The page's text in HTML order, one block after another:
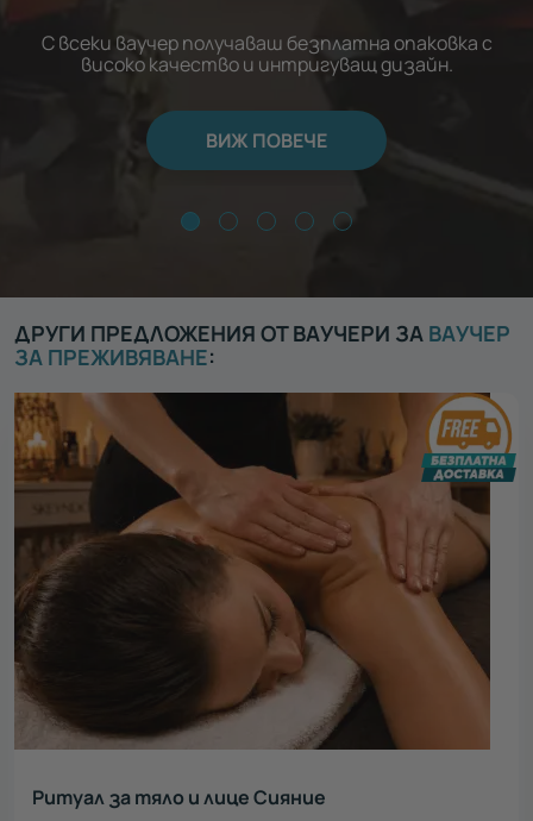
С всеки ваучер получаваш безплатна опаковка с
високо качество и интригуващ дизайн.
ВИЖ ПОВЕЧЕ
ДРУГИ ПРЕДЛОЖЕНИЯ ОТ ВАУЧЕРИ ЗА ВАУЧЕР
ЗА ПРЕЖИВЯВАНЕ:
Ритуал за тяло и лице Сияние